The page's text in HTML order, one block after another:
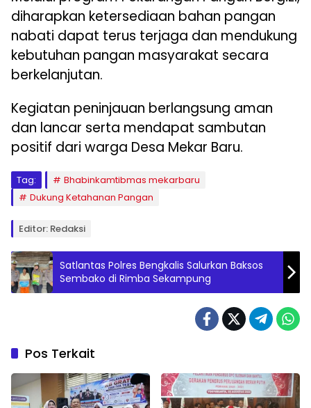
diharapkan ketersediaan bahan pangan
nabati dapat terus terjaga dan mendukung
kebutuhan pangan masyarakat secara
berkelanjutan.
Kegiatan peninjauan berlangsung aman
dan lancar serta mendapat sambutan
positif dari warga Desa Mekar Baru.
Tag:
Bhabinkamtibmas mekarbaru
Dukung Ketahanan Pangan
Editor: Redaksi
Satlantas Polres Bengkalis Salurkan Baksos
Sembako di Rimba Sekampung
Pos Terkait